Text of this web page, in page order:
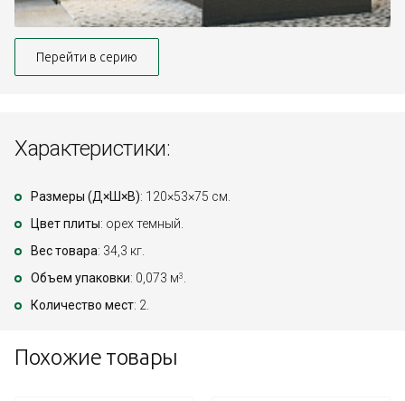
Перейти в серию
Характеристики:
Размеры (Д×Ш×В): 120×53×75 см.
Цвет плиты: орех темный.
Вес товара: 34,3 кг.
Объем упаковки: 0,073 м3 .
Количество мест: 2.
Похожие товары